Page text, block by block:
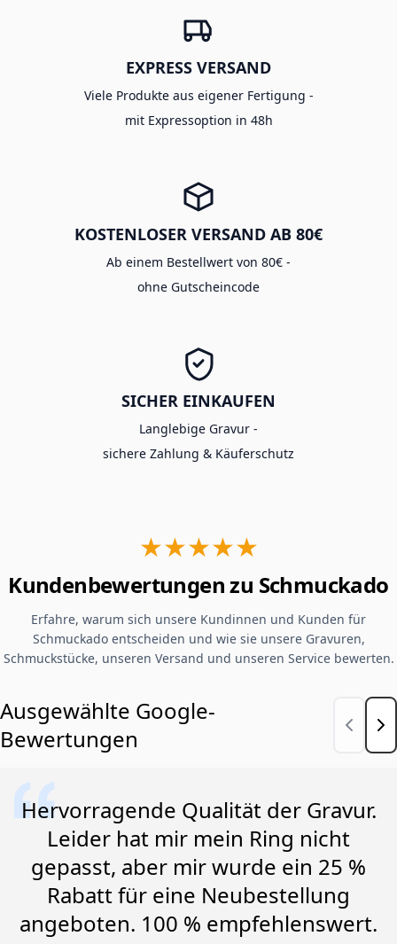
EXPRESS VERSAND
Viele Produkte aus eigener Fertigung -
mit Expressoption in 48h
KOSTENLOSER VERSAND AB 80€
Ab einem Bestellwert von 80€ -
ohne Gutscheincode
SICHER EINKAUFEN
Langlebige Gravur -
sichere Zahlung & Käuferschutz
★★★★★
Kundenbewertungen zu Schmuckado
Erfahre, warum sich unsere Kundinnen und Kunden für
Schmuckado entscheiden und wie sie unsere Gravuren,
Schmuckstücke, unseren Versand und unseren Service bewerten.
Ausgewählte Google-
Bewertungen
Hervorragende Qualität der Gravur.
Leider hat mir mein Ring nicht
gepasst, aber mir wurde ein 25 %
Rabatt für eine Neubestellung
angeboten. 100 % empfehlenswert.